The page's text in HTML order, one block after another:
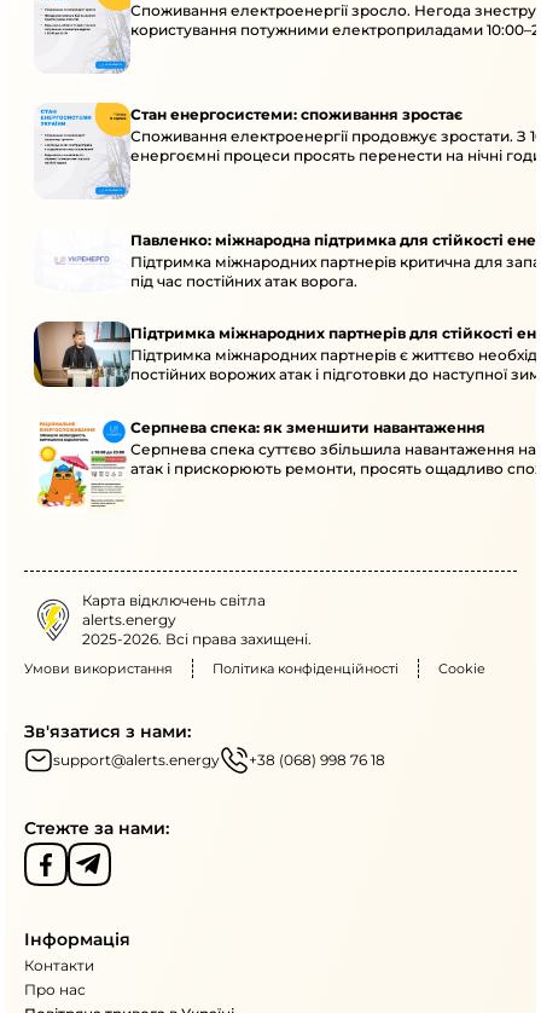
Споживання електроенергії зросло. Негода
користування потужними електроприладами
Стан енергосистеми: споживання зростає
Споживання електроенергії продовжує зростати. З
енергоємні процеси просять перенести на нічні
Павленко: міжнародна підтримка для стійкості
Підтримка міжнародних партнерів критична для
під час постійних атак ворога.
Підтримка міжнародних партнерів для стійкості
Підтримка міжнародних партнерів є життєво
постійних ворожих атак і підготовки до наступної
Серпнева спека: як зменшити навантаження
Серпнева спека суттєво збільшила навантаження
атак і прискорюють ремонти, просять ощадливо
Карта відключень світла
alerts.energy
2025-2026. Всі права захищені.
Умови використання Політика конфіденційності Cookie
Зв'язатися з нами:
support@alerts.energy +38 (068) 998 76 18
Стежте за нами:
Інформація
Контакти
Про нас